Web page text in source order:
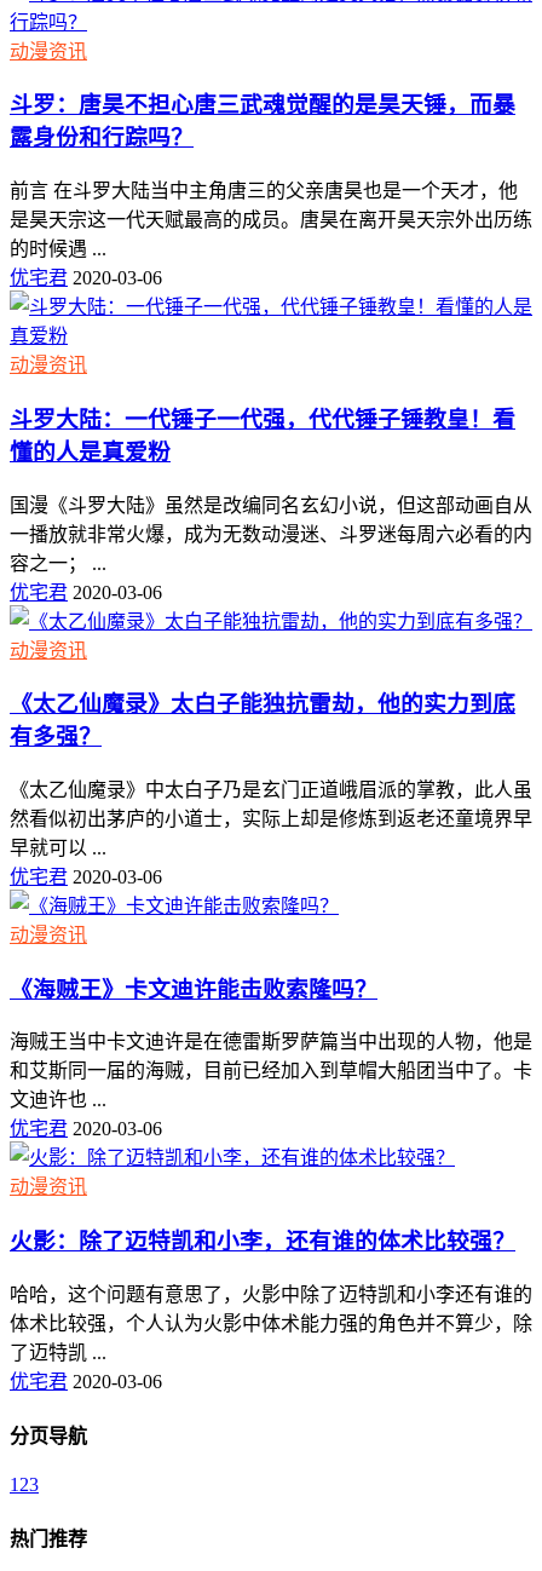
动漫资讯
斗罗：唐昊不担心唐三武魂觉醒的是昊天锤，而暴
露身份和行踪吗？
前言 在斗罗大陆当中主角唐三的父亲唐昊也是一个天才，他
是昊天宗这一代天赋最高的成员。唐昊在离开昊天宗外出历练
的时候遇 ...
优宅君 2020-03-06
动漫资讯
斗罗大陆：一代锤子一代强，代代锤子锤教皇！看
懂的人是真爱粉
国漫《斗罗大陆》虽然是改编同名玄幻小说，但这部动画自从
一播放就非常火爆，成为无数动漫迷、斗罗迷每周六必看的内
容之一； ...
优宅君 2020-03-06
动漫资讯
《太乙仙魔录》太白子能独抗雷劫，他的实力到底
有多强？
《太乙仙魔录》中太白子乃是玄门正道峨眉派的掌教，此人虽
然看似初出茅庐的小道士，实际上却是修炼到返老还童境界早
早就可以 ...
优宅君 2020-03-06
动漫资讯
《海贼王》卡文迪许能击败索隆吗？
海贼王当中卡文迪许是在德雷斯罗萨篇当中出现的人物，他是
和艾斯同一届的海贼，目前已经加入到草帽大船团当中了。卡
文迪许也 ...
优宅君 2020-03-06
动漫资讯
火影：除了迈特凯和小李，还有谁的体术比较强？
哈哈，这个问题有意思了，火影中除了迈特凯和小李还有谁的
体术比较强，个人认为火影中体术能力强的角色并不算少，除
了迈特凯 ...
优宅君 2020-03-06
分页导航
1 23
热门推荐